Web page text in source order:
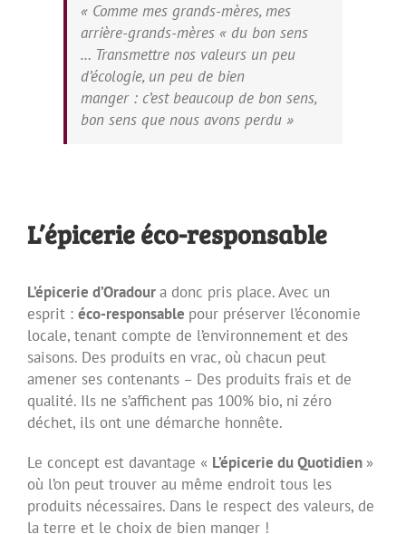
« Comme mes grands-mères, mes
arrière-grands-mères « du bon sens
… Transmettre nos valeurs un peu
d’écologie, un peu de bien
manger : c’est beaucoup de bon sens,
bon sens que nous avons perdu »
L’épicerie éco-responsable
L’épicerie d’Oradoura donc pris place. Avec un
esprit : éco-responsable pour préserver l’économie
locale, tenant compte de l’environnement et des
saisons. Des produits en vrac, où chacun peut
amener ses contenants – Des produits frais et de
qualité. Ils ne s’affichent pas 100% bio, ni zéro
déchet, ils ont une démarche honnête.
Le concept est davantage « L’épicerie du Quotidien »
où l’on peut trouver au même endroit tous les
produits nécessaires. Dans le respect des valeurs, de
la terre et le choix de bien manger !